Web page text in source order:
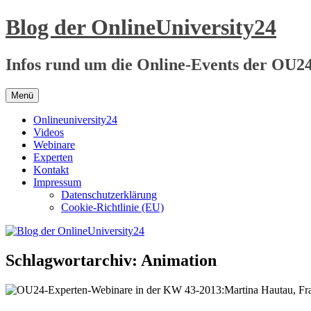
Zum
Inhalt
Blog der OnlineUniversity24
Infos rund um die Online-Events der
Menü
Onlineuniversity24
Videos
Webinare
Experten
Kontakt
Impressum
Datenschutzerklärung
Cookie-Richtlinie (EU)
Schlagwortarchiv: Animation